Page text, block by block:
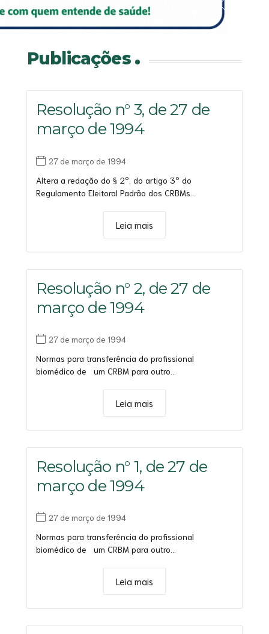
Saiba mais
Saiba mais
Saiba mais
Saiba mais
Publicações
Resolução n° 3, de 27 de
março de 1994
27 de março de 1994
Altera a redação do § 2º, do artigo 3º do
Regulamento Eleitoral Padrão dos CRBMs...
Leia mais
Resolução n° 2, de 27 de
março de 1994
27 de março de 1994
Normas para transferência do profissional
biomédico de um CRBM para outro...
Leia mais
Resolução n° 1, de 27 de
março de 1994
27 de março de 1994
Normas para transferência do profissional
biomédico de um CRBM para outro...
Leia mais